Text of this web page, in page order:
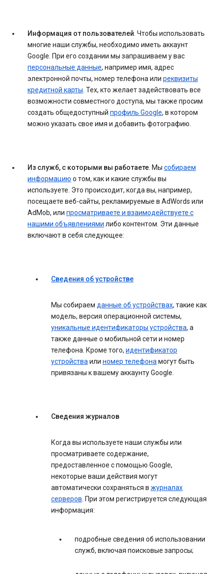
Информация от пользователей. Чтобы использовать
многие наши службы, необходимо иметь аккаунт
Google. При его создании мы запрашиваем у вас
персональные данные, например имя, адрес
электронной почты, номер телефона или реквизиты
кредитной карты. Тех, кто желает задействовать все
возможности совместного доступа, мы также просим
создать общедоступный профиль Google, в котором
можно указать свое имя и добавить фотографию.
Из служб, с которыми вы работаете. Мы собираем
информацию о том, как и какие службы вы
используете. Это происходит, когда вы, например,
посещаете веб-сайты, рекламируемые в AdWords или
AdMob, или просматриваете и взаимодействуете с
нашими объявлениями либо контентом. Эти данные
включают в себя следующее:
Сведения об устройстве
Мы собираем данные об устройствах, такие как
модель, версия операционной системы,
уникальные идентификаторы устройства, а
также данные о мобильной сети и номер
телефона. Кроме того, идентификатор
устройстваили номер телефонамогут быть
привязаны к вашему аккаунту Google.
Сведения журналов
Когда вы используете наши службы или
просматриваете содержание,
предоставленное с помощью Google,
некоторые ваши действия могут
автоматически сохраняться в журналах
серверов. При этом регистрируется следующая
информация:
подробные сведения об использовании
служб, включая поисковые запросы;